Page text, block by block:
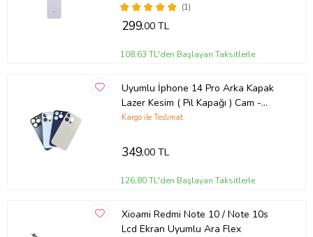
(1)
299,00 TL
108,63 TL'den Başlayan Taksitlerle
Uyumlu İphone 14 Pro Arka Kapak
Lazer Kesim ( Pil Kapağı ) Cam -
Siyah
Kargo ile Teslimat
349,00 TL
126,80 TL'den Başlayan Taksitlerle
Xioami Redmi Note 10 / Note 10s
Lcd Ekran Uyumlu Ara Flex